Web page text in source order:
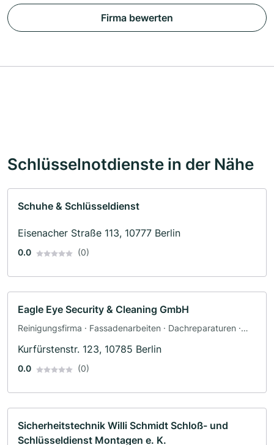
Firma bewerten
Schlüsselnotdienste in der Nähe
Schuhe & Schlüsseldienst
Eisenacher Straße 113, 10777 Berlin
0.0 (0)
Eagle Eye Security & Cleaning GmbH
Reinigungsfirma · Fassadenarbeiten · Dachreparaturen ·
Kurfürstenstr. 123, 10785 Berlin
0.0 (0)
Sicherheitstechnik Willi Schmidt Schloß- und
Schlüsseldienst Montagen e. K.